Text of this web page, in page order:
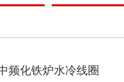
频化铁炉水冷线圈